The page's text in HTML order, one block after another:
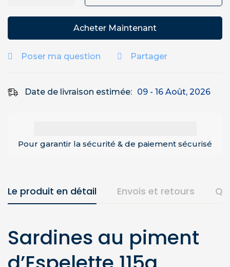
Acheter Maintenant
Poser ma question Partager
Date de livraison estimée: 09 - 16 Août, 2026
Pour garantir la sécurité & de paiement sécurisé
Le produit en détail Envois et retours
Sardines au piment